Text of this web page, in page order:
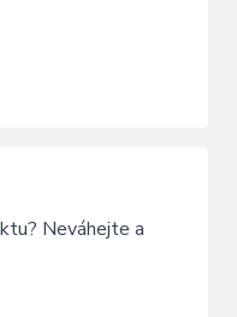
Neváhejte a